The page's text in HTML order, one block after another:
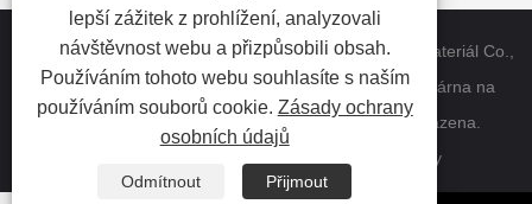
Copyright © 2023 Dongguan SAT nanotechnologický materiál Co.,
LTD - Čína nanočástice mědi, nitrid boru Whisker, továrna na
nanočástice karbidu křemíku - všechna práva vyhrazena.
Privacy Policy
lepší zážitek z prohlížení, analyzovali
návštěvnost webu a přizpůsobili obsah.
Používáním tohoto webu souhlasíte s naším
používáním souborů cookie. Zásady ochrany
osobních údajů
Odmítnout Přijmout